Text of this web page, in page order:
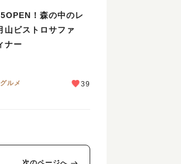
！森の中のレ
山ビストロサファ
ナー
グルメ 39